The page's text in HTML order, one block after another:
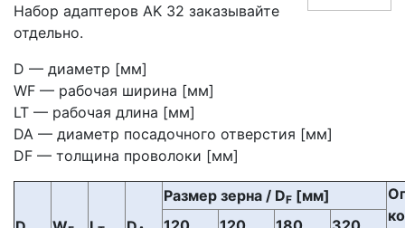
Набор адаптеров AK 32 заказывайте
отдельно.
D — диаметр [мм]
WF — рабочая ширина [мм]
LT — рабочая длина [мм]
DA — диаметр посадочного отверстия [мм]
DF — толщина проволоки [мм]
Размер зерна / DF [мм]